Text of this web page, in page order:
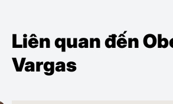
Liên quan đến
Vargas